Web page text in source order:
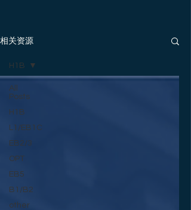
相关资源
All
Posts
H1B
L1/EB1C
EB2/3
OPT
EB5
B1/B2
other
H1B